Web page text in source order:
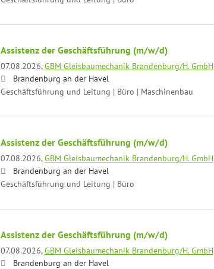
Assistenz der Geschäftsführung (m/w/d)
07.08.2026,GBM Gleisbaumechanik Brandenburg/H. GmbH
Brandenburg an der Havel
Geschäftsführung und Leitung | Büro | Maschinenbau
Assistenz der Geschäftsführung (m/w/d)
07.08.2026,GBM Gleisbaumechanik Brandenburg/H. GmbH
Brandenburg an der Havel
Geschäftsführung und Leitung | Büro
Assistenz der Geschäftsführung (m/w/d)
07.08.2026,GBM Gleisbaumechanik Brandenburg/H. GmbH
Brandenburg an der Havel